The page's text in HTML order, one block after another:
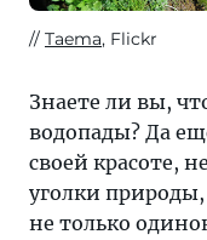
Taema, Flickr
Знаете ли вы,
водопады? Да
своей красоте,
уголки
не только